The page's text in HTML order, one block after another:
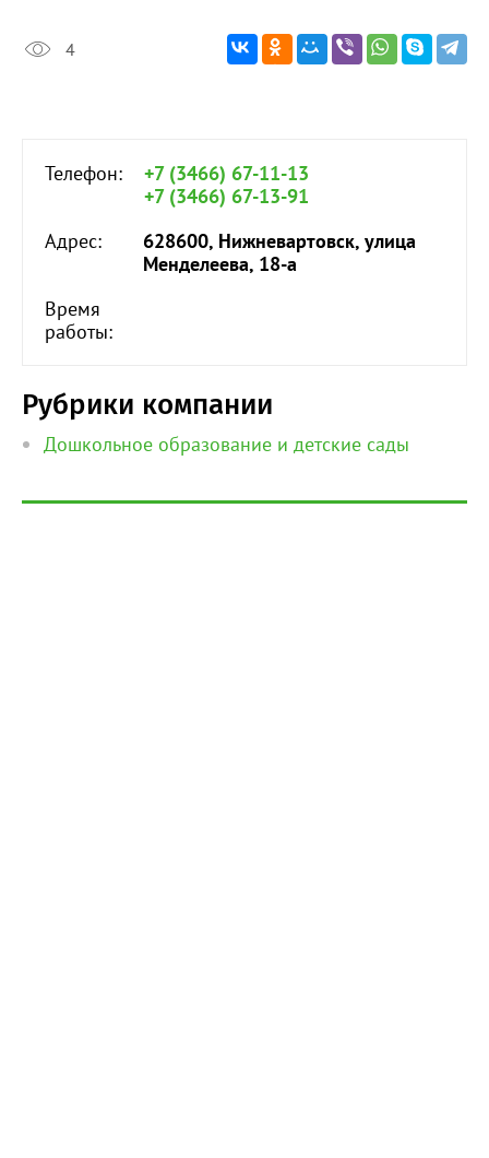
4
Телефон:
+7 (3466) 67-11-13
+7 (3466) 67-13-91
Адрес:
628600, Нижневартовск, улица
Менделеева, 18-а
Время
работы:
Рубрики компании
Дошкольное образование и детские сады